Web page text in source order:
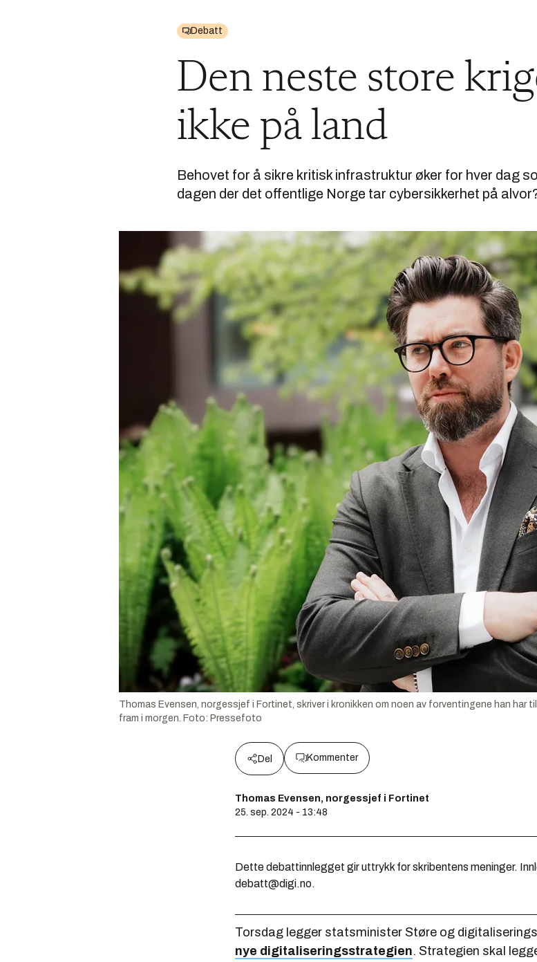
Debatt
Den neste store
ikke på land
Behovet for å sikre kritisk infrastruktur øker for hver dag
dagen der det offentlige Norge tar cybersikkerhet på
Thomas Evensen, norgessjef i Fortinet, skriver i kronikken om noen av forventingene han
fram i morgen. Foto: Pressefoto
Del Kommenter
Thomas Evensen, norgessjef i Fortinet
25. sep. 2024 - 13:48
Dette debattinnlegget gir uttrykk for skribentens meninger.
debatt@digi.no.
Torsdag legger statsminister Støre og
nye digitaliseringsstrategien. Strategien skal